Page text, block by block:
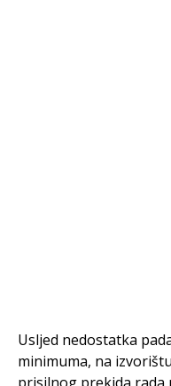
Usljed nedostatka
minimuma, na